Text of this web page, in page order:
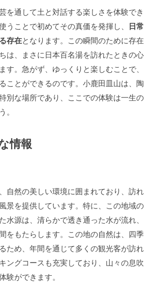
を通して土と対話する楽しさを体験でき
うことで初めてその真価を発揮し、 日常
存在となります。この瞬間のために存在
は、まさに日本百名湯を訪れたときの心
す。急がず、ゆっくりと楽しむことで、
ことができるのです。小鹿田皿山は、陶
別な場所であり、ここでの体験は一生の
情報
自然の美しい環境に囲まれており、訪れ
景を提供しています。特に、この地域の
水源は、清らかで透き通った水が流れ、
をもたらします。この地の自然は、四季
ため、年間を通じて多くの観光客が訪れ
ングコースも充実しており、山々の息吹
験ができます。